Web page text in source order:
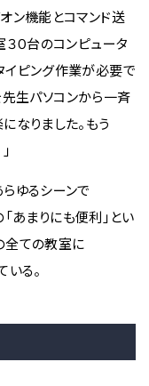
ン機能とコマンド送
０台のコンピュータ
イピング作業が必要で
生パソコンから一斉
なりました。もう
ゆるシーンで
あまりにも便利」とい
全ての教室に
る。